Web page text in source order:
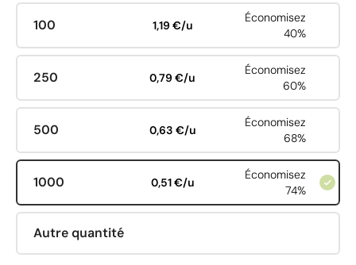
100 1,19 €/u
Économisez
40%
250 0,79 €/u
Économisez
60%
500 0,63 €/u
Économisez
68%
1000 0,51 €/u
Économisez
74%
Autre quantité